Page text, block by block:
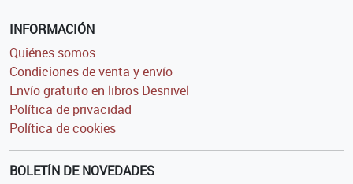
INFORMACIÓN
Quiénes somos
Condiciones de venta y envío
Envío gratuito en libros Desnivel
Política de privacidad
Política de cookies
BOLETÍN DE NOVEDADES